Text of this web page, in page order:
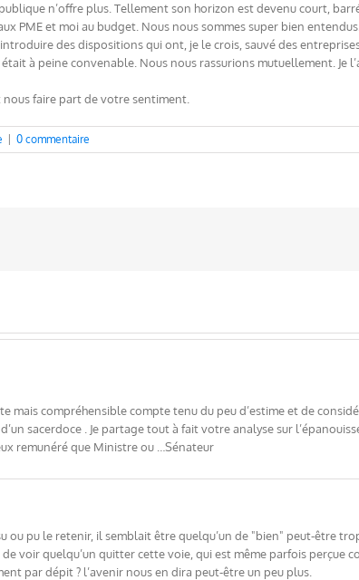
n’offre plus. Tellement son horizon est devenu court,
PME et moi au budget. Nous nous sommes super bien
des dispositions qui ont, je le crois, sauvé des
à peine convenable. Nous nous rassurions mutuellement. Je
nous faire part de votre sentiment.
0 commentaire
mais compréhensible compte tenu du peu d’estime et de
sacerdoce . Je partage tout à fait votre analyse sur
remunéré que Ministre ou …Sénateur
ou pu le retenir, il semblait être quelqu’un de "bien" peut-être
voir quelqu’un quitter cette voie, qui est même parfois
par dépit ? l’avenir nous en dira peut-être un peu plus.